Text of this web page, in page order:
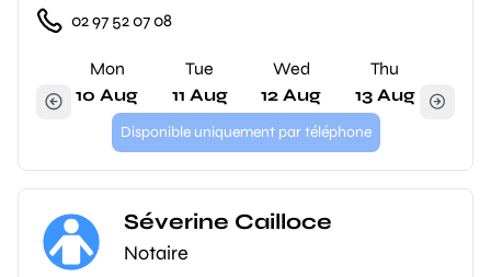
02 97 52 07 08
Mon
10 Aug
Tue
11 Aug
Wed
12 Aug
Thu
13 Aug
Disponible uniquement par téléphone
Séverine Cailloce
Notaire